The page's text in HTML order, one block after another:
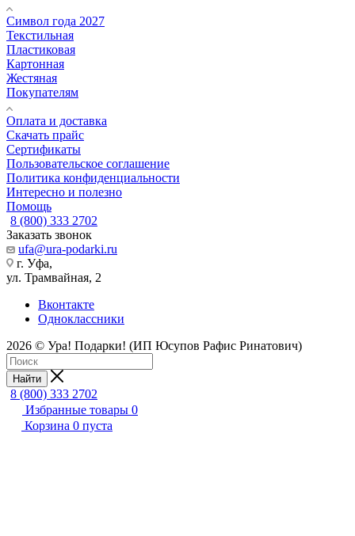
Символ года 2027
Текстильная
Пластиковая
Картонная
Жестяная
Покупателям
Оплата и доставка
Скачать прайс
Сертификаты
Пользовательское соглашение
Политика конфиденциальности
Интересно и полезно
Помощь
8 (800) 333 2702
Заказать звонок
ufa@ura-podarki.ru
г. Уфа,
ул. Трамвайная, 2
Вконтакте
Одноклассники
2026 © Ура! Подарки! (ИП Юсупов Рафис Ринатович)
Найти
8 (800) 333 2702
Избранные товары 0
Корзина 0 пуста